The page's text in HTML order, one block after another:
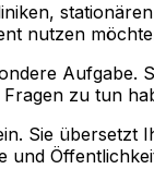
nutzen
Aufgabe.
zu tun
Sie übersetzt
und